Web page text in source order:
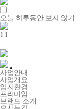
오늘 하루동안 보지 않기
1 I
사업안내
사업개요
입지환경
프리미엄
브랜드 소개